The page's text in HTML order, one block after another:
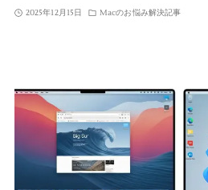
2025年12月15日 Macのお悩み解決記事